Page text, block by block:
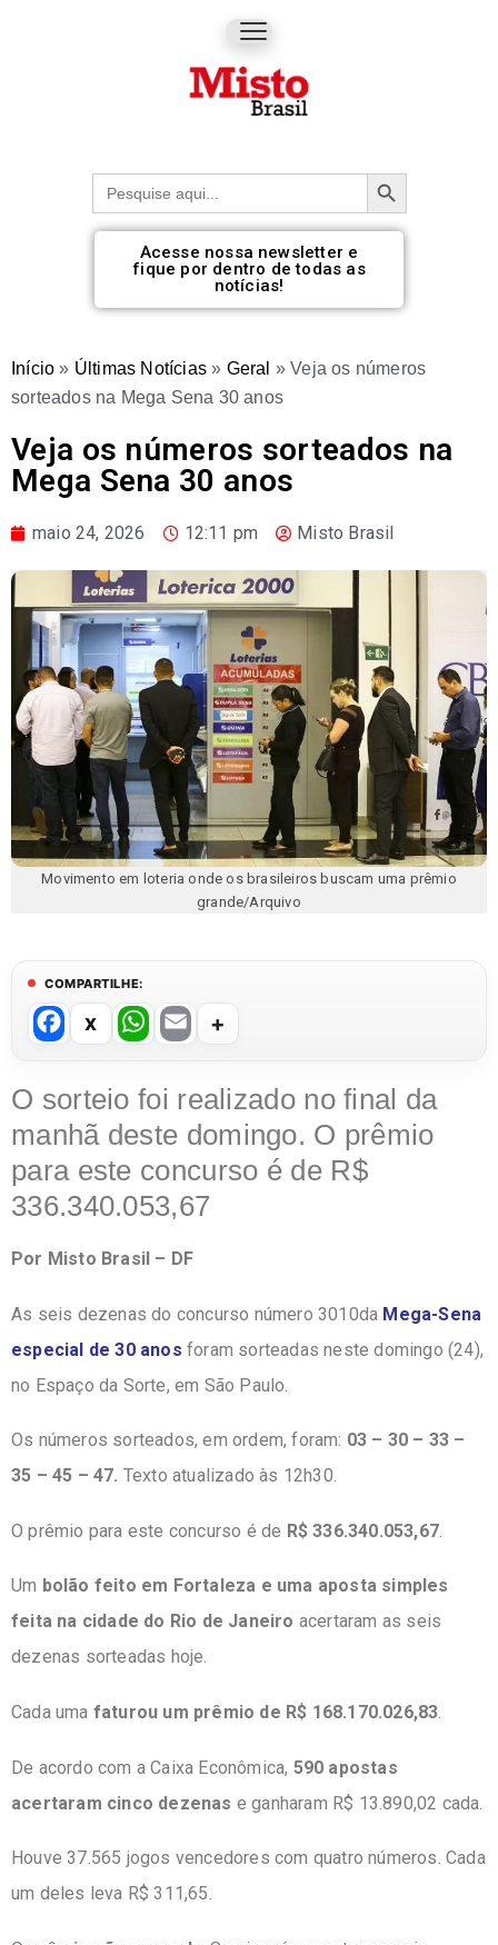
Procurar: Botão de pesquisa
Acesse nossa newsletter e
fique por dentro de todas as
notícias!
Início » Últimas Notícias » Geral »Veja os números
sorteados na Mega Sena 30 anos
Veja os números sorteados na
Mega Sena 30 anos
maio 24, 2026 12:11 pm Misto Brasil
Movimento em loteria onde os brasileiros buscam uma prêmio
grande/Arquivo
COMPARTILHE:
F
c
e
b
o
k
W
at
s
A
p
E
ail
O sorteio foi realizado no final da
manhã deste domingo. O prêmio
para este concurso é de R$
336.340.053,67
Por Misto Brasil – DF
As seis dezenas do concurso número 3010da Mega-Sena
especial de 30 anos foram sorteadas neste domingo (24),
no Espaço da Sorte, em São Paulo.
Os números sorteados, em ordem, foram: 03 – 30 – 33 –
35 – 45 – 47. Texto atualizado às 12h30.
O prêmio para este concurso é de R$ 336.340.053,67.
Um bolão feito em Fortaleza e uma aposta simples
feita na cidade do Rio de Janeiro acertaram as seis
dezenas sorteadas hoje.
Cada uma faturou um prêmio de R$ 168.170.026,83.
De acordo com a Caixa Econômica, 590 apostas
acertaram cinco dezenas e ganharam R$ 13.890,02 cada.
Houve 37.565 jogos vencedores com quatro números. Cada
um deles leva R$ 311,65.